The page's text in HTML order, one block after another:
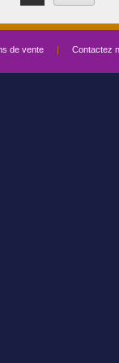
de vente | Contactez